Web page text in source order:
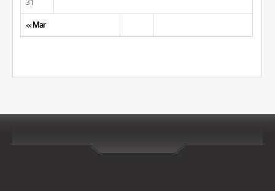
« Mar
31